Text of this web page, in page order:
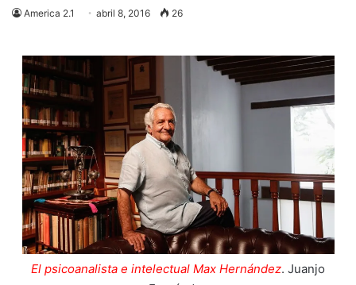
America 2.1 abril 8, 2016 26
El psicoanalista e intelectual Max Hernández. Juanjo